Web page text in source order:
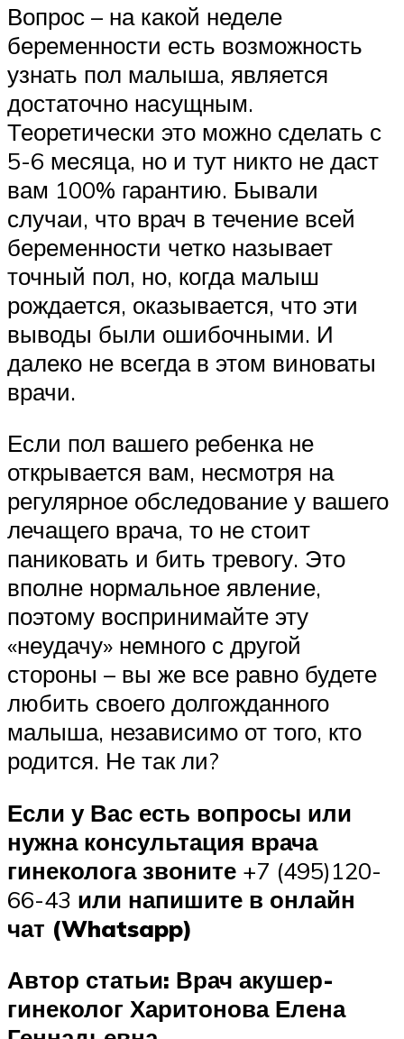
Вопрос – на какой неделе
беременности есть возможность
узнать пол малыша, является
достаточно насущным.
Теоретически это можно сделать с
5-6 месяца, но и тут никто не даст
вам 100% гарантию. Бывали
случаи, что врач в течение всей
беременности четко называет
точный пол, но, когда малыш
рождается, оказывается, что эти
выводы были ошибочными. И
далеко не всегда в этом виноваты
врачи.
Если пол вашего ребенка не
открывается вам, несмотря на
регулярное обследование у вашего
лечащего врача, то не стоит
паниковать и бить тревогу. Это
вполне нормальное явление,
поэтому воспринимайте эту
«неудачу» немного с другой
стороны – вы же все равно будете
любить своего долгожданного
малыша, независимо от того, кто
родится. Не так ли?
Если у Вас есть вопросы или
нужна консультация врача
гинеколога звоните +7 (495)120-
66-43 или напишите в онлайн
чат (Whatsapp)
Автор статьи: Врач акушер-
гинеколог Харитонова Елена